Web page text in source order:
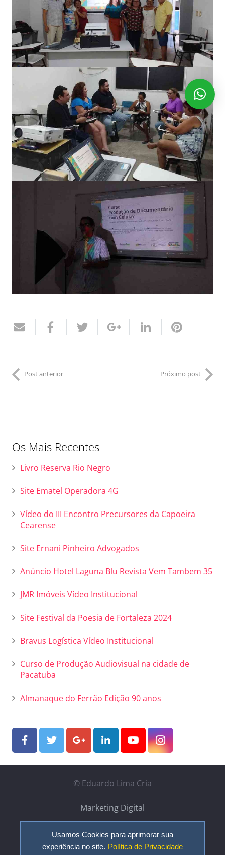
Usamos Cookies para aprimorar sua
experiência no site. Política de Privacidade
Post anterior Próximo post
Os Mais Recentes
Livro Reserva Rio Negro
Site Ematel Operadora 4G
Vídeo do III Encontro Precursores da Capoeira
Cearense
Site Ernani Pinheiro Advogados
Anúncio Hotel Laguna Blu Revista Vem Tambem 35
JMR Imóveis Vídeo Institucional
Site Festival da Poesia de Fortaleza 2024
Bravus Logística Vídeo Institucional
Curso de Produção Audiovisual na cidade de
Pacatuba
Almanaque do Ferrão Edição 90 anos
© Eduardo Lima Cria
Marketing Digital
Contato